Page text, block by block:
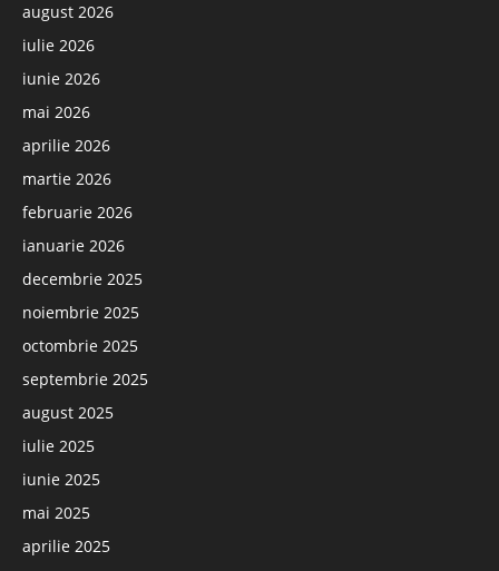
august 2026
iulie 2026
iunie 2026
mai 2026
aprilie 2026
martie 2026
februarie 2026
ianuarie 2026
decembrie 2025
noiembrie 2025
octombrie 2025
septembrie 2025
august 2025
iulie 2025
iunie 2025
mai 2025
aprilie 2025